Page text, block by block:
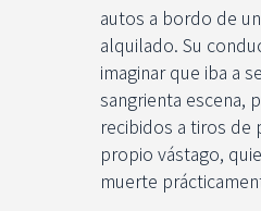
autos a bordo de
alquilado. Su
imaginar que iba a
sangrienta escena,
recibidos a tiros de
propio vástago,
muerte